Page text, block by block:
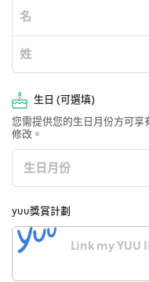
生日 (可選填)
您需提供您的生日月份方可享
修改。
yuu獎賞計劃